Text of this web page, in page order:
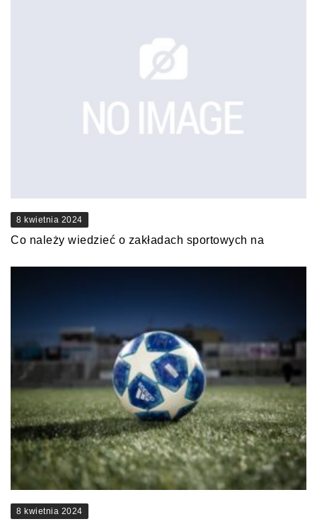
8 kwietnia 2024
Co należy wiedzieć o zakładach sportowych na
8 kwietnia 2024